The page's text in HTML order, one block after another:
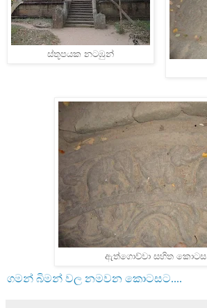
ස්තූපයක නටඹුන්
ඇත්ගොව්වා සහිත කොටස
ගමන් බිමන් වල නමවන කොටසට....